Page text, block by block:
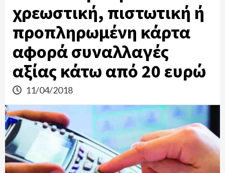
χρεωστική, πιστωτική ή
προπληρωμένη κάρτα
αφορά συναλλαγές
αξίας κάτω από 20 ευρώ
11/04/2018